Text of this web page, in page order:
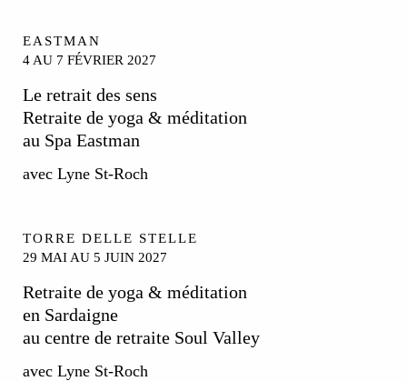
EASTMAN
4 AU 7 FÉVRIER 2027
Le retrait des sens
Retraite de yoga & méditation
au Spa Eastman
avec Lyne St-Roch
TORRE DELLE STELLE
29 MAI AU 5 JUIN 2027
Retraite de yoga & méditation
en Sardaigne
au centre de retraite Soul Valley
avec Lyne St-Roch